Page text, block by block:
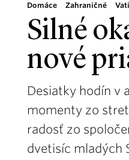
Domáce Zahraničné
Silné
nové
Desiatky hodín v
momenty zo
radosť zo
dvetisíc mladých